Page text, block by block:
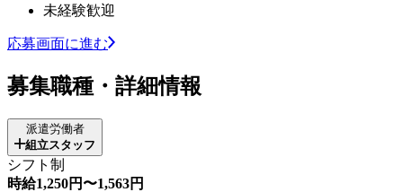
未経験歓迎
応募画面に進む
募集職種・詳細情報
派遣労働者
組立スタッフ
シフト制
時給1,250円〜1,563円